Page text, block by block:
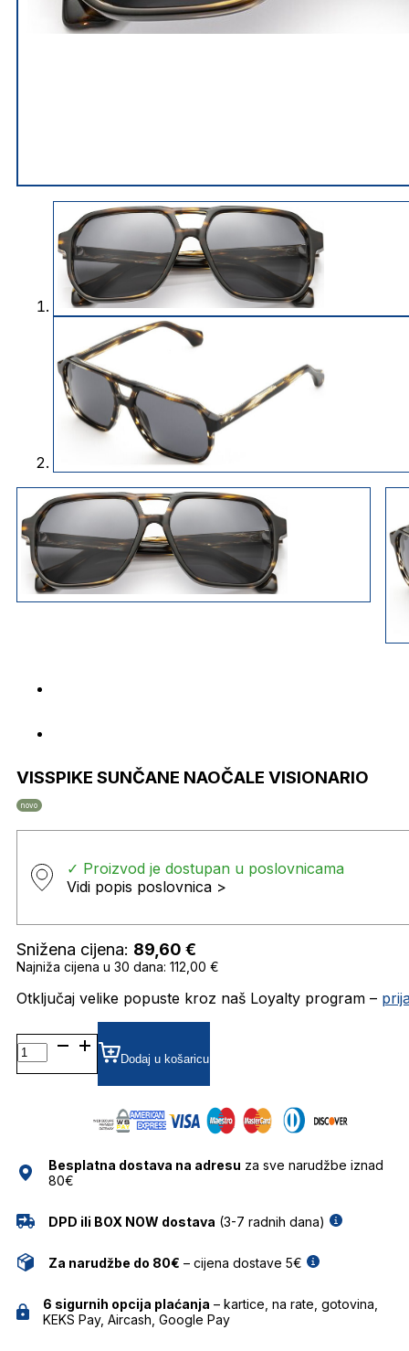
VISSPIKE SUNČANE NAOČALE VISIONARIO
novo
✓ Proizvod je dostupan u poslovnicama
Vidi popis poslovnica >
Snižena cijena: 89,60 €
Najniža cijena u 30 dana: 112,00 €
Otključaj velike popuste kroz naš Loyalty program –
VISSPIKE SUNČANE
NAOČALE
VISIONARIO
Dodaj u košaricu
Besplatna dostava na adresu za sve narudžbe iznad
80€
DPD ili BOX NOW dostava (3-7 radnih dana)
Za narudžbe do 80€ – cijena dostave 5€
6 sigurnih opcija plaćanja – kartice, na rate, gotovina,
KEKS Pay, Aircash, Google Pay